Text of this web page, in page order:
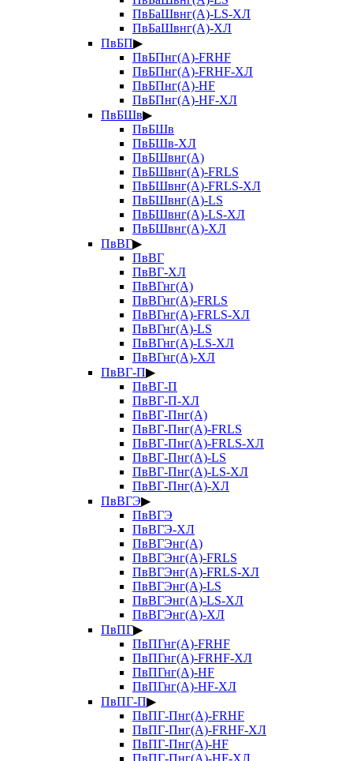
ПвБаШвнг(А)-LS-ХЛ
ПвБаШвнг(А)-ХЛ
ПвБП▶
ПвБПнг(А)-FRHF
ПвБПнг(А)-FRHF-ХЛ
ПвБПнг(А)-HF
ПвБПнг(А)-HF-ХЛ
ПвБШв▶
ПвБШв
ПвБШв-ХЛ
ПвБШвнг(А)
ПвБШвнг(А)-FRLS
ПвБШвнг(А)-FRLS-ХЛ
ПвБШвнг(А)-LS
ПвБШвнг(А)-LS-ХЛ
ПвБШвнг(А)-ХЛ
ПвВГ▶
ПвВГ
ПвВГ-ХЛ
ПвВГнг(А)
ПвВГнг(А)-FRLS
ПвВГнг(А)-FRLS-ХЛ
ПвВГнг(А)-LS
ПвВГнг(А)-LS-ХЛ
ПвВГнг(А)-ХЛ
ПвВГ-П▶
ПвВГ-П
ПвВГ-П-ХЛ
ПвВГ-Пнг(А)
ПвВГ-Пнг(А)-FRLS
ПвВГ-Пнг(А)-FRLS-ХЛ
ПвВГ-Пнг(А)-LS
ПвВГ-Пнг(А)-LS-ХЛ
ПвВГ-Пнг(А)-ХЛ
ПвВГЭ▶
ПвВГЭ
ПвВГЭ-ХЛ
ПвВГЭнг(А)
ПвВГЭнг(А)-FRLS
ПвВГЭнг(А)-FRLS-ХЛ
ПвВГЭнг(А)-LS
ПвВГЭнг(А)-LS-ХЛ
ПвВГЭнг(А)-ХЛ
ПвПГ▶
ПвПГнг(А)-FRHF
ПвПГнг(А)-FRHF-ХЛ
ПвПГнг(А)-HF
ПвПГнг(А)-HF-ХЛ
ПвПГ-П▶
ПвПГ-Пнг(А)-FRHF
ПвПГ-Пнг(А)-FRHF-ХЛ
ПвПГ-Пнг(А)-HF
ПвПГ-Пнг(А)-HF-ХЛ